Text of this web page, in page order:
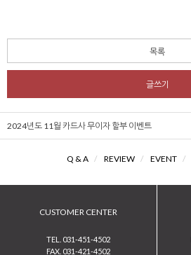
목록
글쓰기
2024년도 11월 카드사 무이자 할부 이벤트
Q & A / REVIEW / EVENT /
CUSTOMER CENTER
TEL. 031-451-4502
FAX. 031-421-4502